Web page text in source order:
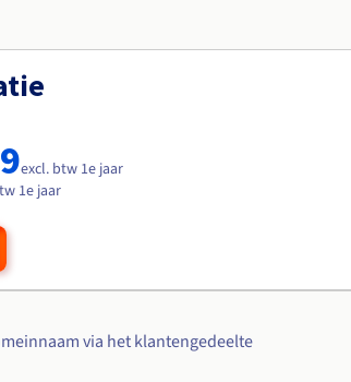
excl. btw 1e jaar
1e jaar
via het klantengedeelte